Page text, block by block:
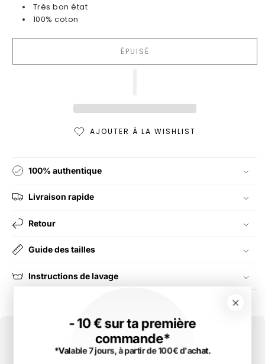
Très bon état
100% coton
ÉPUISÉ
AJOUTER À LA WISHLIST
100% authentique
Livraison rapide
Retour
Guide des tailles
Instructions de lavage
Tu cherches un produit de la même taille
?
- 10 € sur ta première
commande*
*Valable 7 jours, à partir de 100€ d'achat.